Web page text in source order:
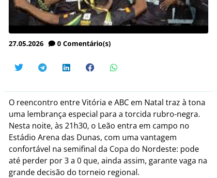
27.05.2026 0 Comentário(s)
O reencontro entre Vitória e ABC em Natal traz à tona
uma lembrança especial para a torcida rubro-negra.
Nesta noite, às 21h30, o Leão entra em campo no
Estádio Arena das Dunas, com uma vantagem
confortável na semifinal da Copa do Nordeste: pode
até perder por 3 a 0 que, ainda assim, garante vaga na
grande decisão do torneio regional.